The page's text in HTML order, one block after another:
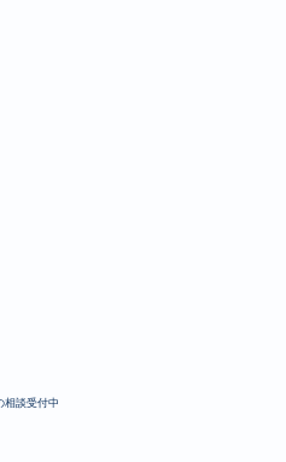
相談受付中